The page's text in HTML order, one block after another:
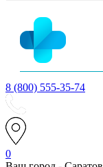
8 (800) 555-35-74
0